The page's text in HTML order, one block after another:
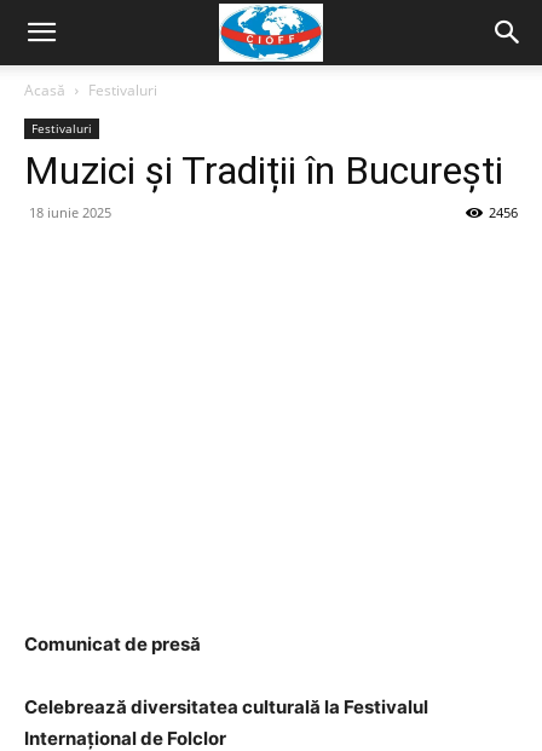
Acasă Festivaluri
Festivaluri
Muzici și Tradiții în București
18 iunie 2025 2456
Comunicat de presă
Celebrează diversitatea culturală la Festivalul
Internațional de Folclor